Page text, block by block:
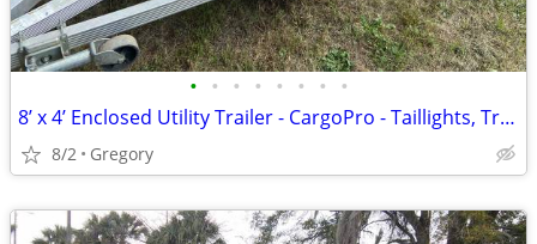
• • • • • • • •
8’ x 4’ Enclosed Utility Trailer - CargoPro - Taillights, Trailer Jack,
8/2 Gregory